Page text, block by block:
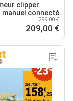
clipper
manuel connecté
299,00 €
209,00 €